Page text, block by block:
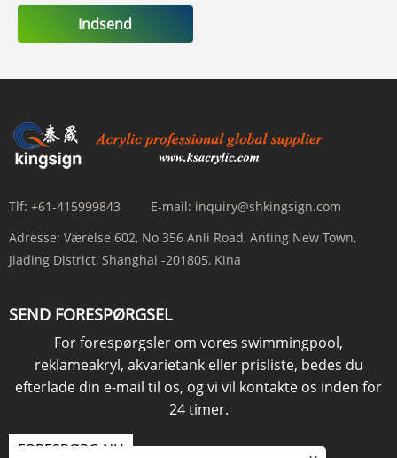
Indsend
Tlf: +61-415999843 E-mail: inquiry@shkingsign.com
Adresse: Værelse 602, No 356 Anli Road, Anting New Town,
Jiading District, Shanghai -201805, Kina
SEND FORESPØRGSEL
For forespørgsler om vores swimmingpool,
reklameakryl, akvarietank eller prisliste, bedes du
efterlade din e-mail til os, og vi vil kontakte os inden for
24 timer.
FORESPØRG NU